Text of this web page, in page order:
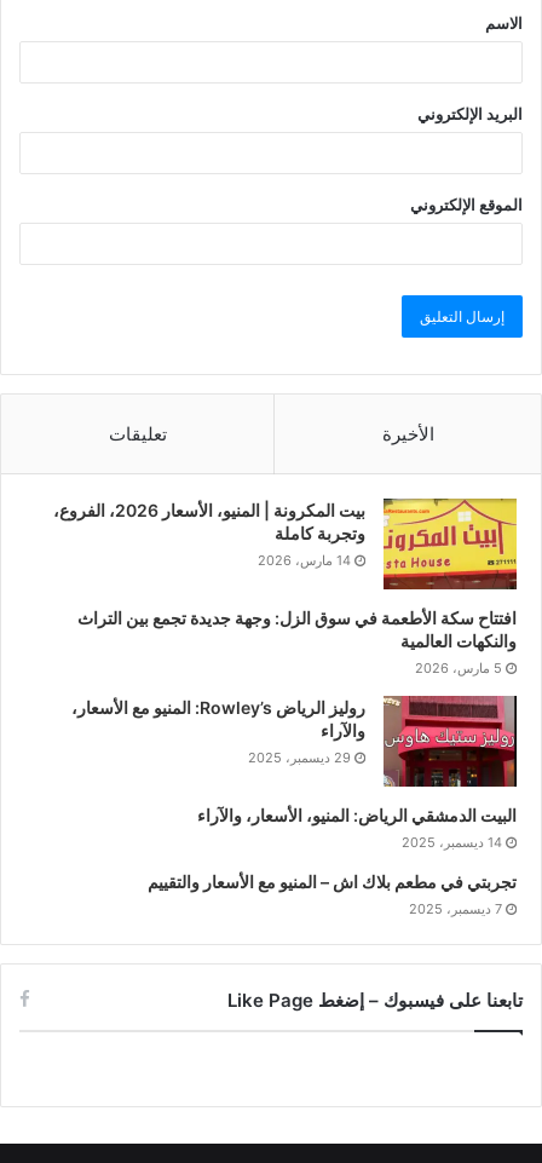
الاسم
البريد الإلكتروني
الموقع الإلكتروني
الأخيرة تعليقات
بيت المكرونة | المنيو، الأسعار 2026، الفروع،
وتجربة كاملة
14 مارس، 2026
افتتاح سكة الأطعمة في سوق الزل: وجهة جديدة تجمع بين التراث
والنكهات العالمية
5 مارس، 2026
روليز الرياض Rowley’s: المنيو مع الأسعار،
والآراء
29 ديسمبر، 2025
البيت الدمشقي الرياض: المنيو، الأسعار، والآراء
14 ديسمبر، 2025
تجربتي في مطعم بلاك اش – المنيو مع الأسعار والتقييم
7 ديسمبر، 2025
تابعنا على فيسبوك – إضغط Like Page